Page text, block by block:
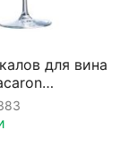
для вина
D=10,3,
штук,